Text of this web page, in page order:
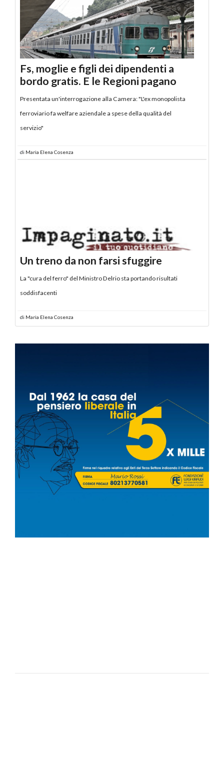
Fs, moglie e figli dei dipendenti a
bordo gratis. E le Regioni pagano
Presentata un'interrogazione alla Camera: "L'ex monopolista
ferroviario fa welfare aziendale a spese della qualità del
servizio"
di Maria Elena Cosenza
Un treno da non farsi sfuggire
La "cura del ferro" del Ministro Delrio sta portando risultati
soddisfacenti
di Maria Elena Cosenza